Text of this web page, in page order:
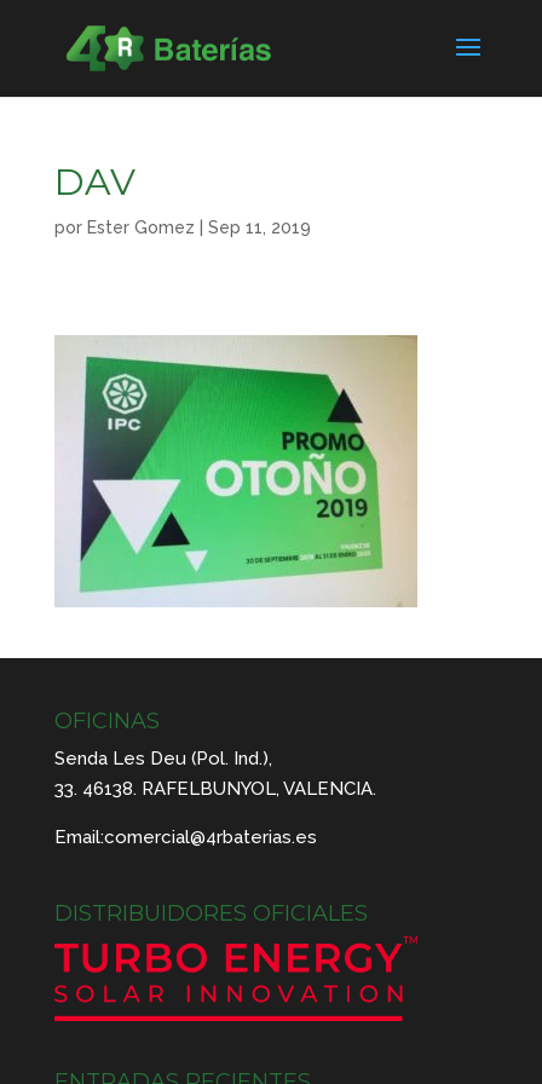
DAV
por Ester Gomez Sep 11, 2019
OFICINAS
Senda Les Deu (Pol. Ind.),
33. 46138. RAFELBUNYOL, VALENCIA.
Email:comercial@4rbaterias.es
DISTRIBUIDORES OFICIALES